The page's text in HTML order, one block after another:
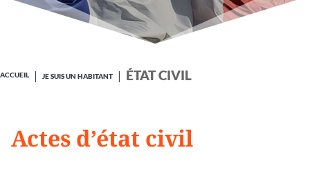
ACCUEIL JE SUIS UN HABITANT ÉTAT CIVIL
Actes d’état civil